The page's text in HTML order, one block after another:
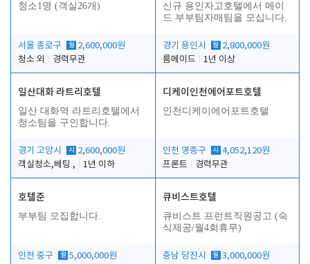
청소1명 (객실26개)
서울 종로구 월 2,600,000원
청소 외
경력무관
신규 용인자고호텔에서 메이
드 부부팀자매팀을 모십니다.
경기 용인시 월 2,800,000원
룸메이드
1년 이상
일산대화 라트리호텔
일산 대화역 라트리호텔에서
청소팀을 구인합니다.
경기 고양시 시
2,600,000원
객실청소,베팅 ,
1년 이하
디케이인천에어포트호텔
인천디케이에어포트호텔
인천 영종구 시
4,052,120원
프론트
경력무관
호텔준
부부팀 모집합니다.
인천 중구 월 5,000,000원
큐비스트호텔
큐비스트 프런트직원공고 (숙
식제공/월4회휴무)
충남 당진시 월 3,000,000원